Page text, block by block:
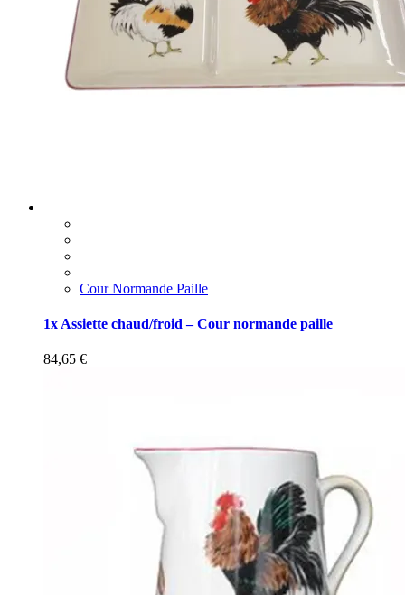
Cour Normande Paille
1x Assiette chaud/froid – Cour normande paille
84,65 €